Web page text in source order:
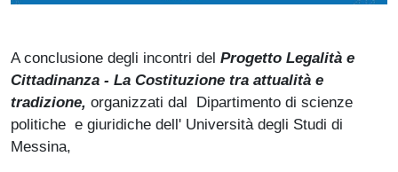
A conclusione degli incontri del Progetto Legalità e
Cittadinanza - La Costituzione tra attualità e
tradizione, organizzati dal Dipartimento di scienze
politiche e giuridiche dell' Università degli Studi di
Messina,